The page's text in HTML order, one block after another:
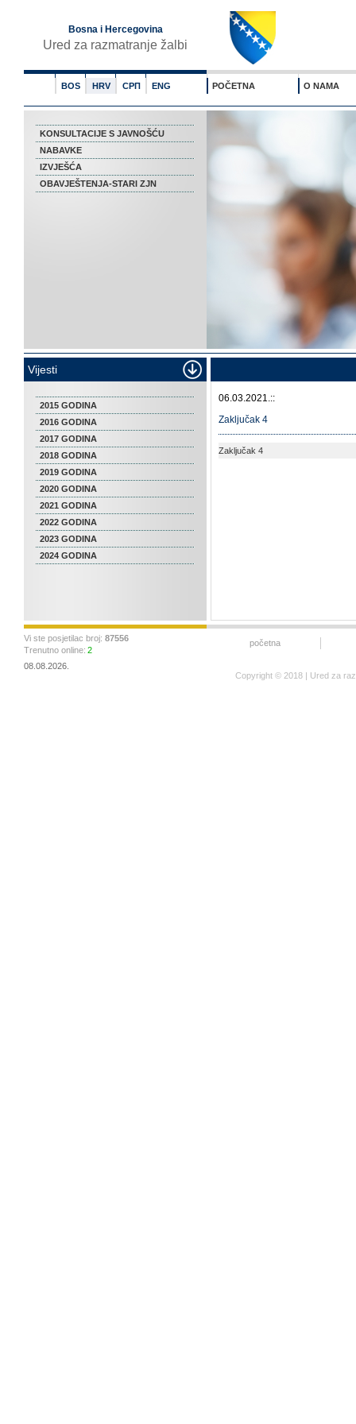
Bosna i Hercegovina
Ured za razmatranje žalbi
BOS HRV СРП ENG POČETNA O NAMA
KONSULTACIJE S JAVNOŠĆU
NABAVKE
IZVJEŠĆA
OBAVJEŠTENJA-STARI ZJN
Vijesti
2015 GODINA
2016 GODINA
2017 GODINA
2018 GODINA
2019 GODINA
2020 GODINA
2021 GODINA
2022 GODINA
2023 GODINA
2024 GODINA
06.03.2021.::
Zaključak 4
Zaključak 4
Vi ste posjetilac broj: 87556
Trenutno online: 2
08.08.2026.
početna
Copyright © 2018 | Ured za